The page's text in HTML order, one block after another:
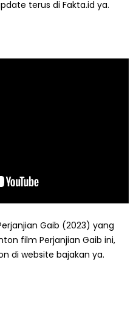
terus di Fakta.id ya.
Gaib (2023) yang
film Perjanjian Gaib ini,
di website bajakan ya.